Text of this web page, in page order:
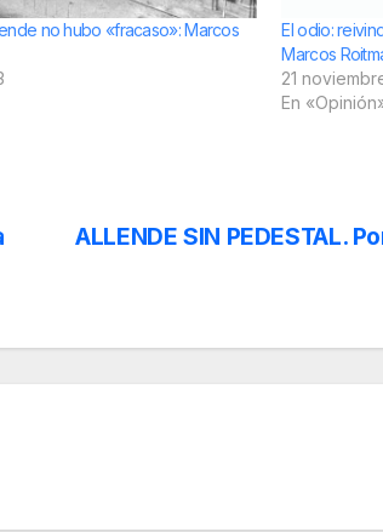
no hubo «fracaso»: Marcos
El odio:
Marcos
21
En
ALLENDE SIN PEDESTAL.